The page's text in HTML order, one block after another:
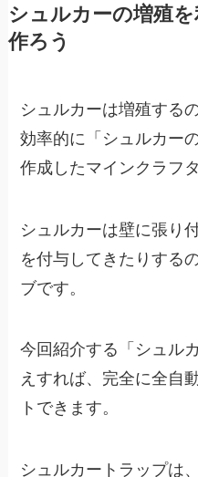
シュルカーの増殖
作ろう
シュルカーは増殖する
効率的に「シュルカー
作成したマインクラフ
シュルカーは壁に張り
を付与してきたりする
ブです。
今回紹介する「シュル
えすれば、完全に全自
トできます。
シュルカートラップは